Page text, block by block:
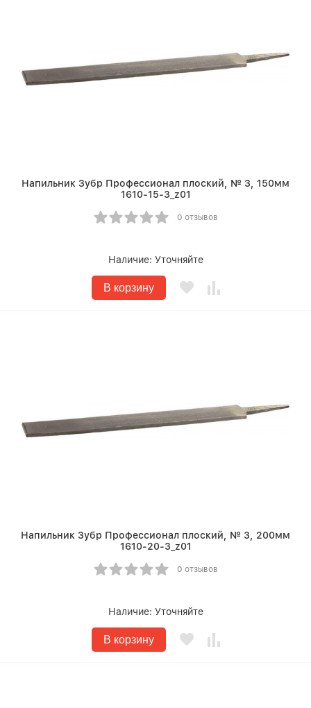
Напильник Зубр Профессионал плоский, № 3, 150мм
1610-15-3_z01
0 отзывов
Наличие: Уточняйте
В корзину
Напильник Зубр Профессионал плоский, № 3, 200мм
1610-20-3_z01
0 отзывов
Наличие: Уточняйте
В корзину